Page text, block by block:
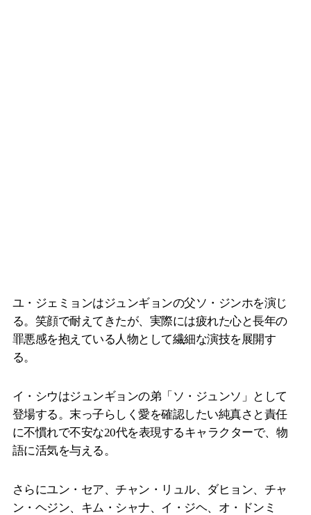
ユ・ジェミョンはジュンギョンの父ソ・ジンホを演じ
る。笑顔で耐えてきたが、実際には疲れた心と長年の
罪悪感を抱えている人物として繊細な演技を展開す
る。
イ・シウはジュンギョンの弟「ソ・ジュンソ」として
登場する。末っ子らしく愛を確認したい純真さと責任
に不慣れで不安な20代を表現するキャラクターで、物
語に活気を与える。
さらにユン・セア、チャン・リュル、ダヒョン、チャ
ン・ヘジン、キム・シャナ、イ・ジヘ、オ・ドンミ